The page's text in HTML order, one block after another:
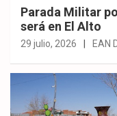
Parada Militar
será en El Alto
29 julio, 2026 EAN